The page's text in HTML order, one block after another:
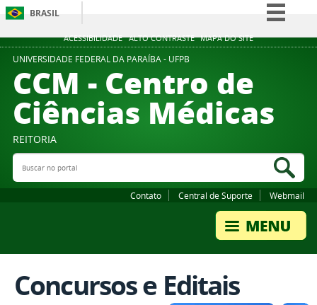
ACESSIBILIDADE ALTO CONTRASTE MAPA DO SITE
BRASIL
Simplifique!
Participe
Acesso à informação
Legislação
UNIVERSIDADE FEDERAL DA PARAÍBA - UFPB
CCM - Centro de
Ciências Médicas
REITORIA
Buscar no portal
Contato Central de Suporte Webmail
Concursos e Editais